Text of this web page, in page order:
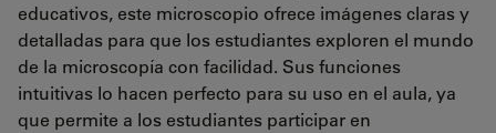
educativos, este microscopio ofrece imágenes claras y
detalladas para que los estudiantes exploren el mundo
de la microscopía con facilidad. Sus funciones
intuitivas lo hacen perfecto para su uso en el aula, ya
que permite a los estudiantes participar en